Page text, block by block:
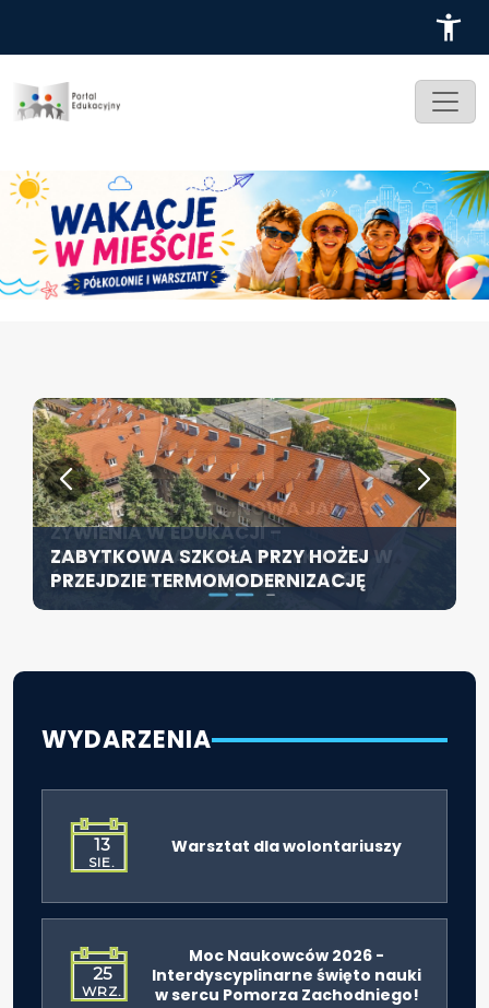
ZABYTKOWA SZKOŁA PRZY HOŻEJ
PRZEJDZIE TERMOMODERNIZACJĘ
KONFERENCJA PT. „NOWA JAKOŚĆ
ŻYWIENIA W EDUKACJI –
ODPOWIEDZIALNOŚĆ DYREKTORA W
ŚWIETLE ROZPORZĄDZENIA 2026”
SZCZECIN ROZWIJA EDUKACJĘ
WŁĄCZAJĄCĄ - NOWE
SPECJALISTYCZNE CENTRUM
ROZPOCZYNA DZIAŁALNOŚĆ
WYDARZENIA
13
SIE.
Warsztat dla wolontariuszy
25
WRZ.
Moc Naukowców 2026 -
Interdyscyplinarne święto nauki
w sercu Pomorza Zachodniego!